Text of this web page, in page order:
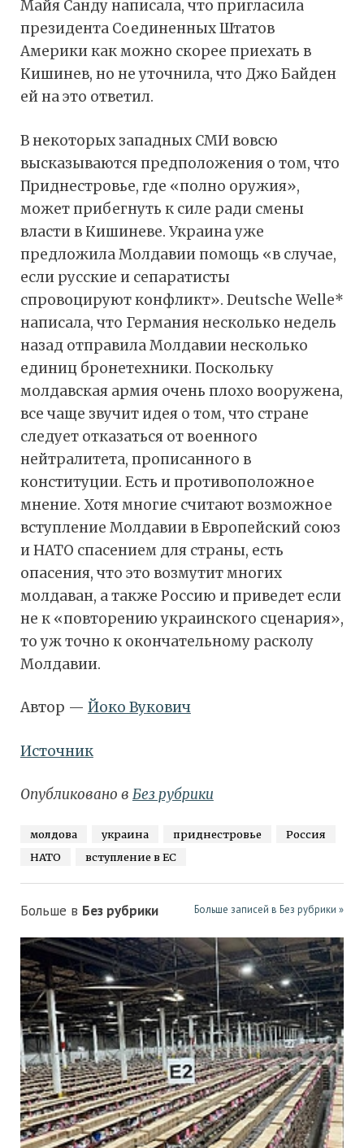
Майя Санду написала, что пригласила
президента Соединенных Штатов
Америки как можно скорее приехать в
Кишинев, но не уточнила, что Джо Байден
ей на это ответил.
В некоторых западных СМИ вовсю
высказываются предположения о том, что
Приднестровье, где «полно оружия»,
может прибегнуть к силе ради смены
власти в Кишиневе. Украина уже
предложила Молдавии помощь «в случае,
если русские и сепаратисты
спровоцируют конфликт». Deutsche Welle*
написала, что Германия несколько недель
назад отправила Молдавии несколько
единиц бронетехники. Поскольку
молдавская армия очень плохо вооружена,
все чаще звучит идея о том, что стране
следует отказаться от военного
нейтралитета, прописанного в
конституции. Есть и противоположное
мнение. Хотя многие считают возможное
вступление Молдавии в Европейский союз
и НАТО спасением для страны, есть
опасения, что это возмутит многих
молдаван, а также Россию и приведет если
не к «повторению украинского сценария»,
то уж точно к окончательному расколу
Молдавии.
Автор — Йоко Вукович
Источник
Опубликовано в Без рубрики
молдова украина приднестровье
Россия
НАТО
вступление в ЕС
Больше в Без рубрики Больше записей в Без рубрики »